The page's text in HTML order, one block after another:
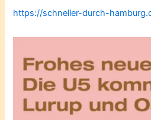
https://schneller-durch-